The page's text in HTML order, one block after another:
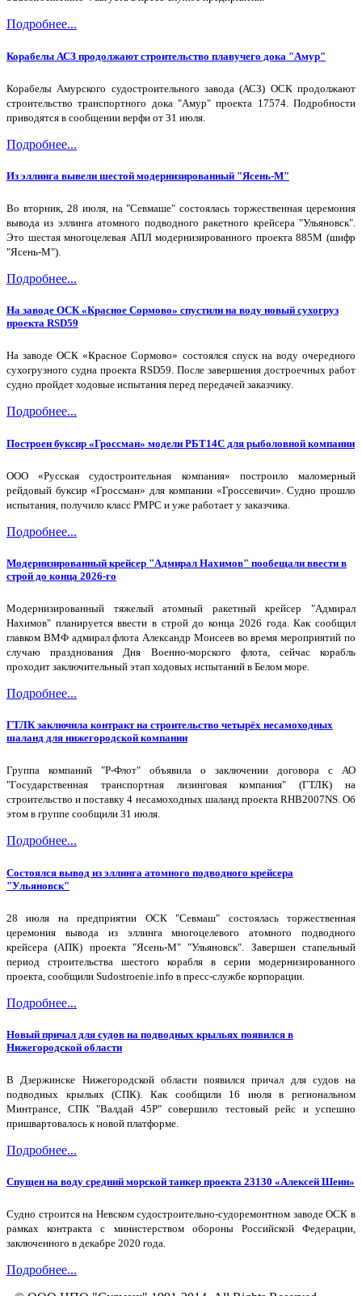
Подробнее...
Корабелы АСЗ продолжают строительство плавучего дока "Амур"
Корабелы Амурского судостроительного завода (АСЗ) ОСК продолжают
строительство транспортного дока "Амур" проекта 17574. Подробности
приводятся в сообщении верфи от 31 июля.
Подробнее...
Из эллинга вывели шестой модернизированный "Ясень-М"
Во вторник, 28 июля, на "Севмаше" состоялась торжественная церемония
вывода из эллинга атомного подводного ракетного крейсера "Ульяновск".
Это шестая многоцелевая АПЛ модернизированного проекта 885М (шифр
"Ясень-М").
Подробнее...
На заводе ОСК «Красное Сормово» спустили на воду новый сухогруз
проекта RSD59
На заводе ОСК «Красное Сормово» состоялся спуск на воду очередного
сухогрузного судна проекта RSD59. После завершения достроечных работ
судно пройдет ходовые испытания перед передачей заказчику.
Подробнее...
Построен буксир «Гроссман» модели РБТ14С для рыболовной компании
ООО «Русская судостроительная компания» построило маломерный
рейдовый буксир «Гроссман» для компании «Гроссевичи». Судно прошло
испытания, получило класс РМРС и уже работает у заказчика.
Подробнее...
Модернизированный крейсер "Адмирал Нахимов" пообещали ввести в
строй до конца 2026-го
Модернизированный тяжелый атомный ракетный крейсер "Адмирал
Нахимов" планируется ввести в строй до конца 2026 года. Как сообщил
главком ВМФ адмирал флота Александр Моисеев во время мероприятий по
случаю празднования Дня Военно-морского флота, сейчас корабль
проходит заключительный этап ходовых испытаний в Белом море.
Подробнее...
ГТЛК заключила контракт на строительство четырёх несамоходных
шаланд для нижегородской компании
Группа компаний "Р-Флот" объявила о заключении договора с АО
"Государственная транспортная лизинговая компания" (ГТЛК) на
строительство и поставку 4 несамоходных шаланд проекта RHB2007NS. Об
этом в группе сообщили 31 июля.
Подробнее...
Состоялся вывод из эллинга атомного подводного крейсера
"Ульяновск"
28 июля на предприятии ОСК "Севмаш" состоялась торжественная
церемония вывода из эллинга многоцелевого атомного подводного
крейсера (АПК) проекта "Ясень-М" "Ульяновск". Завершен стапельный
период строительства шестого корабля в серии модернизированного
проекта, сообщили Sudostroenie.info в пресс-службе корпорации.
Подробнее...
Новый причал для судов на подводных крыльях появился в
Нижегородской области
В Дзержинске Нижегородской области появился причал для судов на
подводных крыльях (СПК). Как сообщили 16 июля в региональном
Минтрансе, СПК "Валдай 45Р" совершило тестовый рейс и успешно
пришвартовалось к новой платформе.
Подробнее...
Спущен на воду средний морской танкер проекта 23130 «Алексей Шеин»
Судно строится на Невском судостроительно-судоремонтном заводе ОСК в
рамках контракта с министерством обороны Российской Федерации,
заключенного в декабре 2020 года.
Подробнее...